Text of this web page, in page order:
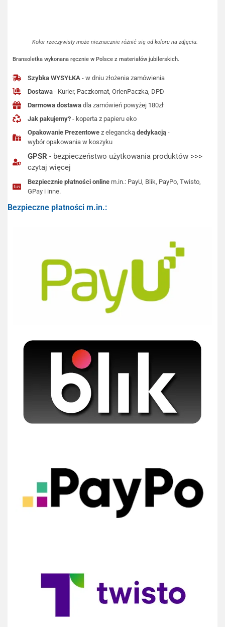
Kolor rzeczywisty może nieznacznie różnić się od koloru na zdjęciu.
Bransoletka wykonana ręcznie w Polsce z materiałów jubilerskich.
Szybka WYSYŁKA - w dniu złożenia zamówienia
Dostawa - Kurier, Paczkomat, OrlenPaczka, DPD
Darmowa dostawa dla zamówień powyżej 180zł
Jak pakujemy? - koperta z papieru eko
Opakowanie Prezentowe z eleganckądedykacją -
wybór opakowania w koszyku
GPSR - bezpieczeństwo użytkowania produktów >>>
czytaj więcej
Bezpiecznie płatności online m.in.: PayU, Blik, PayPo, Twisto,
GPay i inne.
Bezpieczne płatności m.in.: